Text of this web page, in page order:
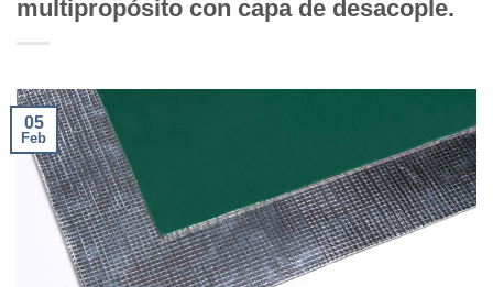
multipropósito con capa de desacople.
05
Feb